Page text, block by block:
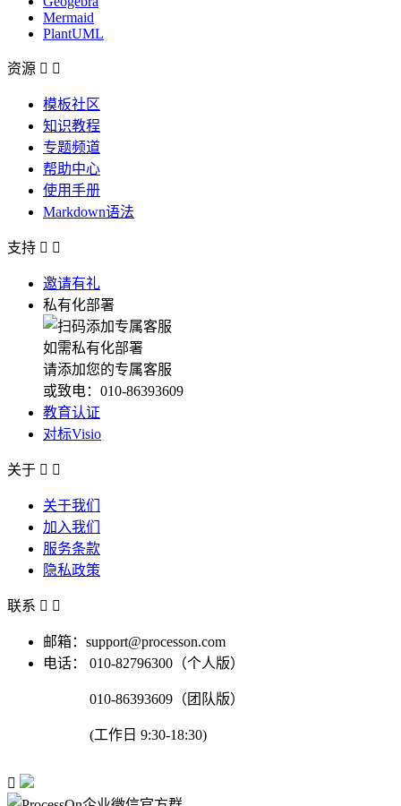
Mermaid
PlantUML
资源  
模板社区
知识教程
专题频道
帮助中心
使用手册
Markdown语法
支持  
邀请有礼
私有化部署
如需私有化部署
请添加您的专属客服
或致电：010-86393609
教育认证
对标Visio
关于  
关于我们
加入我们
服务条款
隐私政策
联系  
邮箱：support@processon.com
电话：
010-82796300（个人版）
010-86393609（团队版）
(工作日 9:30-18:30)
